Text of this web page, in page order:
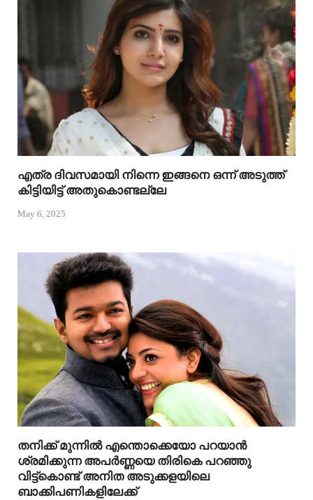
എത്ര ദിവസമായി നിന്നെ ഇങ്ങനെ ഒന്ന് അടുത്ത്
കിട്ടിയിട്ട് അതുകൊണ്ടല്ലേ
May 6, 2025
തനിക്ക് മുന്നിൽ എന്തൊക്കെയോ പറയാൻ
ശ്രമിക്കുന്ന അപർണ്ണയെ തിരികെ പറഞ്ഞു
വിട്ട്കൊണ്ട് അനിത അടുക്കളയിലെ
ബാക്കിപണികളിലേക്ക്